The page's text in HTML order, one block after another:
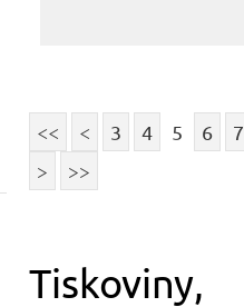
<< < 3 4 5 6
7
>
>>
Tiskoviny,